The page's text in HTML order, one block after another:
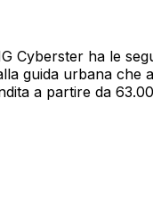
Cyberster ha le
guida urbana
a partire da